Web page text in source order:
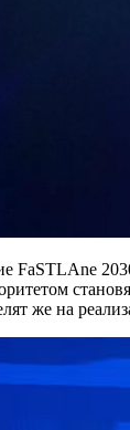
FaSTLAne
же на